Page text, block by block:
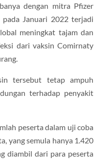
dengan mitra Pfizer
Januari 2022 terjadi
meningkat tajam dan
dari vaksin Comirnaty
tersebut tetap ampuh
terhadap penyakit
peserta dalam uji coba
yang semula hanya 1.420
diambil dari para peserta